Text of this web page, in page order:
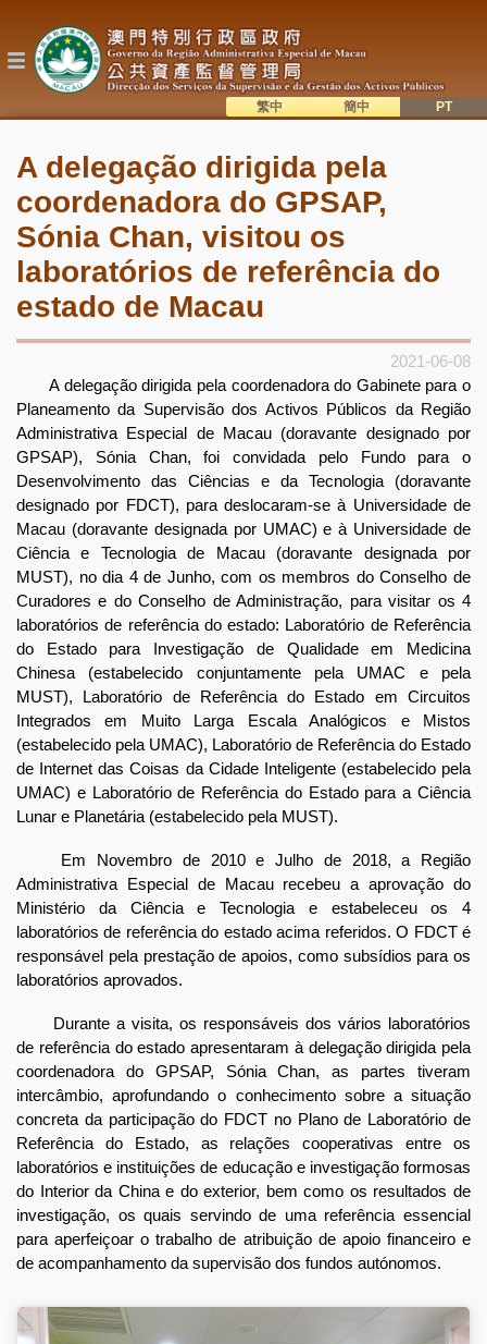
o
conteúdo
目A delegação dirigida pela
coordenadora do GPSAP,
Sónia Chan, visitou os
laboratórios de referência do
estado de Macau
2021-06-08
A delegação dirigida pela coordenadora do Gabinete para o
Planeamento da Supervisão dos Activos Públicos da Região
Administrativa Especial de Macau (doravante designado por
GPSAP), Sónia Chan, foi convidada pelo Fundo para o
Desenvolvimento das Ciências e da Tecnologia (doravante
designado por FDCT), para deslocaram-se à Universidade de
Macau (doravante designada por UMAC) e à Universidade de
Ciência e Tecnologia de Macau (doravante designada por
MUST), no dia 4 de Junho, com os membros do Conselho de
Curadores e do Conselho de Administração, para visitar os 4
laboratórios de referência do estado: Laboratório de Referência
do Estado para Investigação de Qualidade em Medicina
Chinesa (estabelecido conjuntamente pela UMAC e pela
MUST), Laboratório de Referência do Estado em Circuitos
Integrados em Muito Larga Escala Analógicos e Mistos
(estabelecido pela UMAC), Laboratório de Referência do Estado
de Internet das Coisas da Cidade Inteligente (estabelecido pela
UMAC) e Laboratório de Referência do Estado para a Ciência
Lunar e Planetária (estabelecido pela MUST).
Em Novembro de 2010 e Julho de 2018, a Região
Administrativa Especial de Macau recebeu a aprovação do
Ministério da Ciência e Tecnologia e estabeleceu os 4
laboratórios de referência do estado acima referidos. O FDCT é
responsável pela prestação de apoios, como subsídios para os
laboratórios aprovados.
Durante a visita, os responsáveis dos vários laboratórios
de referência do estado apresentaram à delegação dirigida pela
coordenadora do GPSAP, Sónia Chan, as partes tiveram
intercâmbio, aprofundando o conhecimento sobre a situação
concreta da participação do FDCT no Plano de Laboratório de
Referência do Estado, as relações cooperativas entre os
laboratórios e instituições de educação e investigação formosas
do Interior da China e do exterior, bem como os resultados de
investigação, os quais servindo de uma referência essencial
para aperfeiçoar o trabalho de atribuição de apoio financeiro e
de acompanhamento da supervisão dos fundos autónomos.